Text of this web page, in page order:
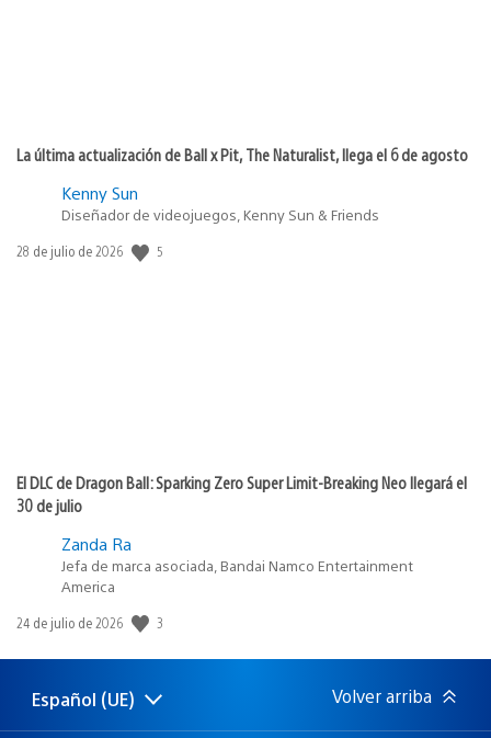
La última actualización de Ball x Pit, The Naturalist, llega el 6 de agosto
Kenny Sun
Diseñador de videojuegos, Kenny Sun & Friends
Fecha
28 de julio de 2026 5
El DLC de Dragon Ball: Sparking Zero Super Limit-Breaking Neo llegará el
30 de julio
Zanda Ra
Jefa de marca asociada, Bandai Namco Entertainment
America
Fecha
publicación:
24 de julio de 2026 3
Selecciona
una
Región
actual:
Español (UE) Volver arriba